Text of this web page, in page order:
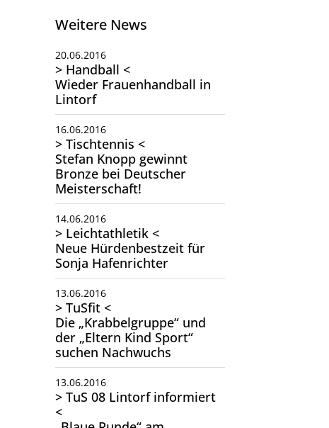
Weitere News
20.06.2016
> Handball <
Wieder Frauenhandball in
Lintorf
16.06.2016
> Tischtennis <
Stefan Knopp gewinnt
Bronze bei Deutscher
Meisterschaft!
14.06.2016
> Leichtathletik <
Neue Hürdenbestzeit für
Sonja Hafenrichter
13.06.2016
> TuSfit <
Die „Krabbelgruppe“ und
der „Eltern Kind Sport“
suchen Nachwuchs
13.06.2016
> TuS 08 Lintorf informiert
<